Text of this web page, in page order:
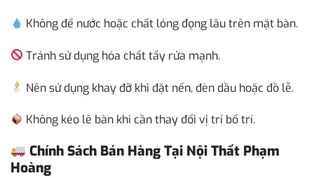
Không để nước hoặc chất lỏng đọng lâu trên mặt bàn.
Tránh sử dụng hóa chất tẩy rửa mạnh.
Nên sử dụng khay đỡ khi đặt nến, đèn dầu hoặc đồ lễ.
Không kéo lê bàn khi cần thay đổi vị trí bố trí.
Chính Sách Bán Hàng Tại Nội Thất Phạm
Hoàng